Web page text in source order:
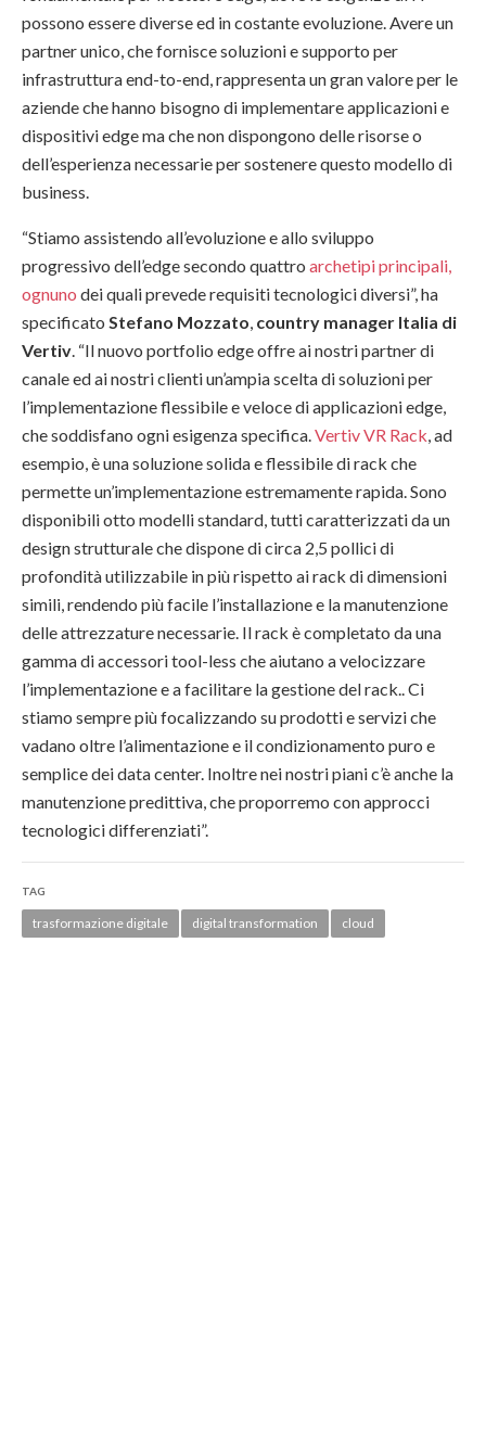
possono essere diverse ed in costante evoluzione. Avere un
partner unico, che fornisce soluzioni e supporto per
infrastruttura end-to-end, rappresenta un gran valore per le
aziende che hanno bisogno di implementare applicazioni e
dispositivi edge ma che non dispongono delle risorse o
dell’esperienza necessarie per sostenere questo modello di
business.
“Stiamo assistendo all’evoluzione e allo sviluppo
progressivo dell’edge secondo quattro archetipi principali,
ognuno dei quali prevede requisiti tecnologici diversi”, ha
specificato Stefano Mozzato country manager Italia di
Vertiv . “Il nuovo portfolio edge offre ai nostri partner di
canale ed ai nostri clienti un’ampia scelta di soluzioni per
l’implementazione flessibile e veloce di applicazioni edge,
che soddisfano ogni esigenza specifica. Vertiv VR Rack , ad
esempio, è una soluzione solida e flessibile di rack che
permette un’implementazione estremamente rapida. Sono
disponibili otto modelli standard, tutti caratterizzati da un
design strutturale che dispone di circa 2,5 pollici di
profondità utilizzabile in più rispetto ai rack di dimensioni
simili, rendendo più facile l’installazione e la manutenzione
delle attrezzature necessarie. Il rack è completato da una
gamma di accessori tool-less che aiutano a velocizzare
l’implementazione e a facilitare la gestione del rack.. Ci
stiamo sempre più focalizzando su prodotti e servizi che
vadano oltre l’alimentazione e il condizionamento puro e
semplice dei data center. Inoltre nei nostri piani c’è anche la
manutenzione predittiva, che proporremo con approcci
tecnologici differenziati”.
TAG
trasformazione digitale digital transformation cloud